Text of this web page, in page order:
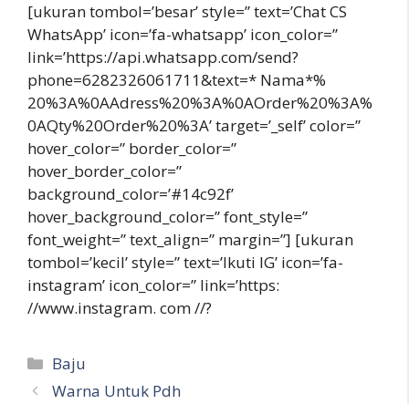
[ukuran tombol=’besar’ style=” text=’Chat CS
WhatsApp’ icon=’fa-whatsapp’ icon_color=”
link=’https://api.whatsapp.com/send?
phone=6282326061711&text=* Nama*%
20%3A%0AAdress%20%3A%0AOrder%20%3A%
0AQty%20Order%20%3A’ target=’_self’ color=”
hover_color=” border_color=”
hover_border_color=”
background_color=’#14c92f’
hover_background_color=” font_style=”
font_weight=” text_align=” margin=”] [ukuran
tombol=’kecil’ style=” text=’Ikuti IG’ icon=’fa-
instagram’ icon_color=” link=’https:
//www.instagram. com //?
Kategori
Baju
Warna Untuk Pdh